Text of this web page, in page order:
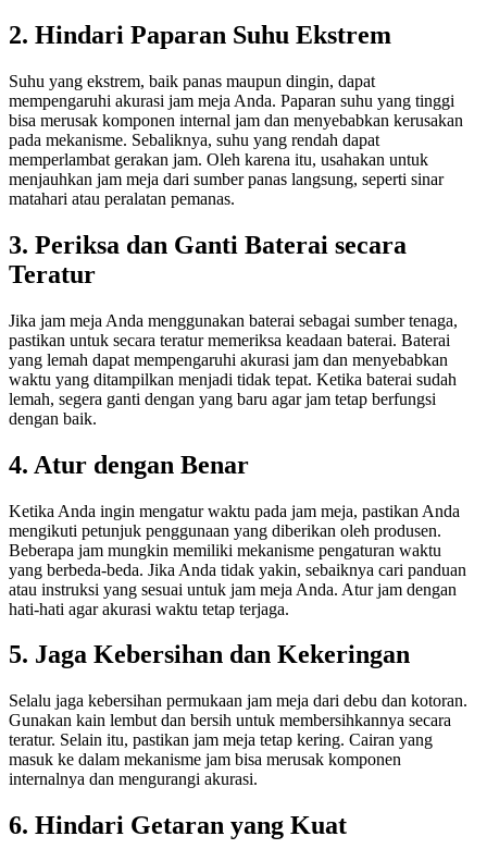
2. Hindari Paparan Suhu Ekstrem
Suhu yang ekstrem, baik panas maupun dingin, dapat
mempengaruhi akurasi jam meja Anda. Paparan suhu yang tinggi
bisa merusak komponen internal jam dan menyebabkan kerusakan
pada mekanisme. Sebaliknya, suhu yang rendah dapat
memperlambat gerakan jam. Oleh karena itu, usahakan untuk
menjauhkan jam meja dari sumber panas langsung, seperti sinar
matahari atau peralatan pemanas.
3. Periksa dan Ganti Baterai secara
Teratur
Jika jam meja Anda menggunakan baterai sebagai sumber tenaga,
pastikan untuk secara teratur memeriksa keadaan baterai. Baterai
yang lemah dapat mempengaruhi akurasi jam dan menyebabkan
waktu yang ditampilkan menjadi tidak tepat. Ketika baterai sudah
lemah, segera ganti dengan yang baru agar jam tetap berfungsi
dengan baik.
4. Atur dengan Benar
Ketika Anda ingin mengatur waktu pada jam meja, pastikan Anda
mengikuti petunjuk penggunaan yang diberikan oleh produsen.
Beberapa jam mungkin memiliki mekanisme pengaturan waktu
yang berbeda-beda. Jika Anda tidak yakin, sebaiknya cari panduan
atau instruksi yang sesuai untuk jam meja Anda. Atur jam dengan
hati-hati agar akurasi waktu tetap terjaga.
5. Jaga Kebersihan dan Kekeringan
Selalu jaga kebersihan permukaan jam meja dari debu dan kotoran.
Gunakan kain lembut dan bersih untuk membersihkannya secara
teratur. Selain itu, pastikan jam meja tetap kering. Cairan yang
masuk ke dalam mekanisme jam bisa merusak komponen
internalnya dan mengurangi akurasi.
6. Hindari Getaran yang Kuat